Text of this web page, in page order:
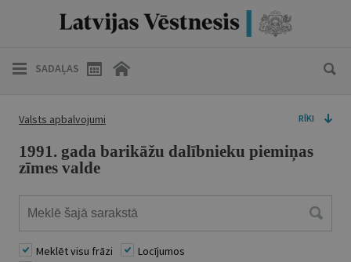
SADAĻAS
Valsts apbalvojumi RĪKI
1991. gada barikāžu dalībnieku piemiņas
zīmes valde
Meklēt visu frāzi
Locījumos